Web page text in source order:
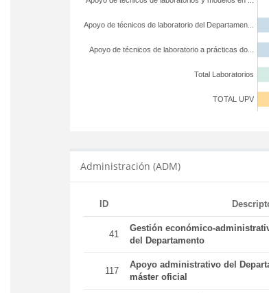
TOTAL UPV
Total Laboratorios
Apoyo de técnicos de laboratorio a prácticas do...
Apoyo de técnicos de laboratorio del Departamen...
Administración (ADM)
ID
41
Gestión económico-
del Departamento
117
Apoyo administrativo del
máster oficial